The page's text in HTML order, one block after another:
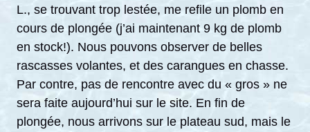
L., se trouvant trop lestée, me refile un plomb en
cours de plongée (j’ai maintenant 9 kg de plomb
en stock!). Nous pouvons observer de belles
rascasses volantes, et des carangues en chasse.
Par contre, pas de rencontre avec du « gros » ne
sera faite aujourd’hui sur le site. En fin de
plongée, nous arrivons sur le plateau sud, mais le